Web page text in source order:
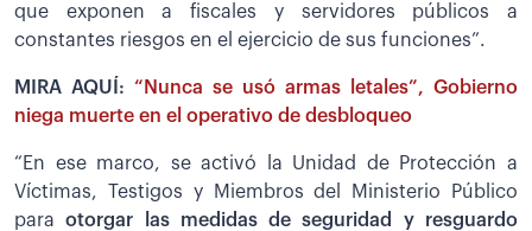
que exponen a fiscales y servidores públicos a
constantes riesgos en el ejercicio de sus funciones”.
MIRA AQUÍ: “Nunca se usó armas letales”, Gobierno
niega muerte en el operativo de desbloqueo
“En ese marco, se activó la Unidad de Protección a
Víctimas, Testigos y Miembros del Ministerio Público
paraotorgar las medidas de seguridad y resguardo